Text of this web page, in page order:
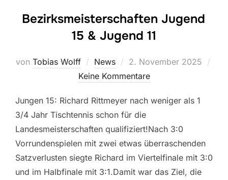
Bezirksmeisterschaften Jugend
15 & Jugend 11
von Tobias Wolff News
Veröffentlicht
am
2. November 2025
Keine Kommentare
Jungen 15: Richard Rittmeyer nach weniger als 1
3/4 Jahr Tischtennis schon für die
Landesmeisterschaften qualifiziert!Nach 3:0
Vorrundenspielen mit zwei etwas überraschenden
Satzverlusten siegte Richard im Viertelfinale mit 3:0
und im Halbfinale mit 3:1.Damit war das Ziel, die